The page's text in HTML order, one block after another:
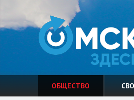
ОБЩЕСТВО